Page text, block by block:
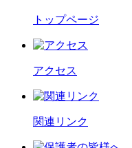
トップページ
アクセス
関連リンク